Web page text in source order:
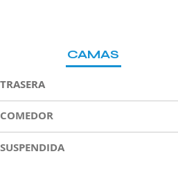
CAMAS
TRASERA
COMEDOR
SUSPENDIDA